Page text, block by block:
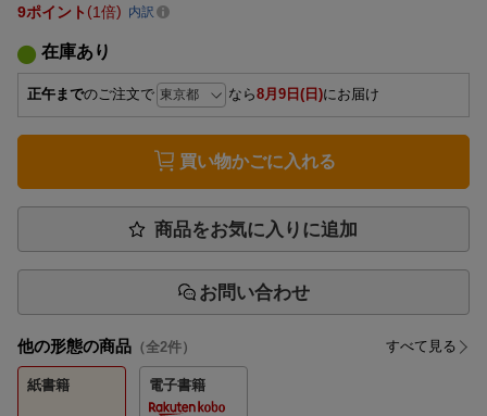
9ポイント 1倍 内訳
在庫あり
正午までのご注文で なら8月9日(日)にお届け
買い物かごに入れる
商品をお気に入りに追加
お問い合わせ
他の形態の商品 （全2件） すべて見る
紙書籍 電子書籍